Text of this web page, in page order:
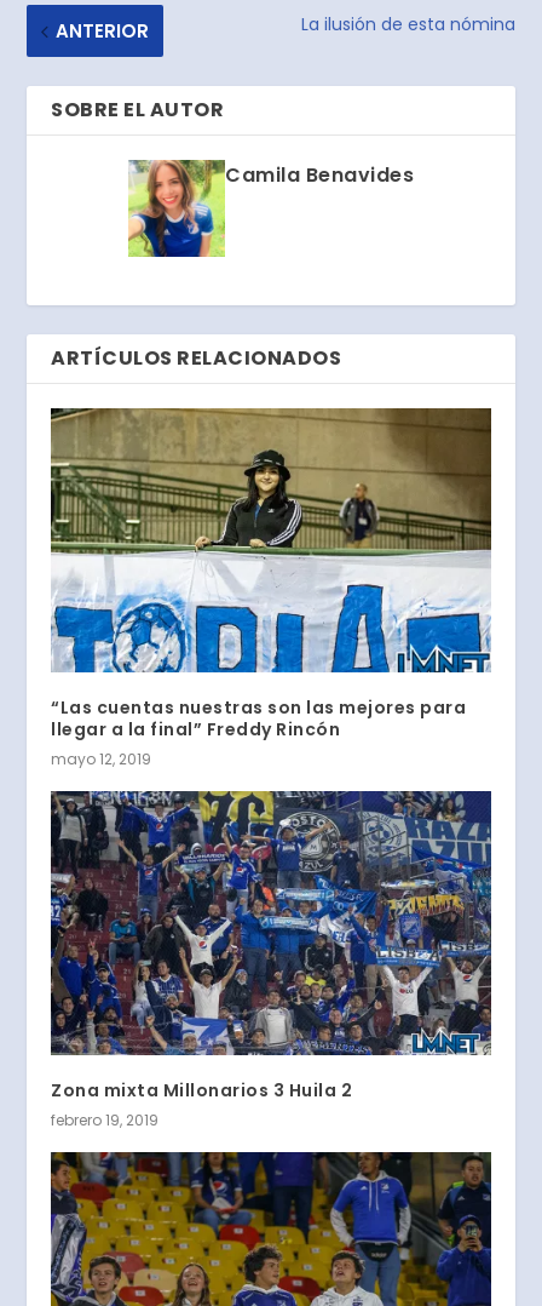
ANTERIOR La ilusión de esta nómina
SOBRE EL AUTOR
Camila Benavides
ARTÍCULOS RELACIONADOS
“Las cuentas nuestras son las mejores para
llegar a la final” Freddy Rincón
mayo 12, 2019
Zona mixta Millonarios 3 Huila 2
febrero 19, 2019